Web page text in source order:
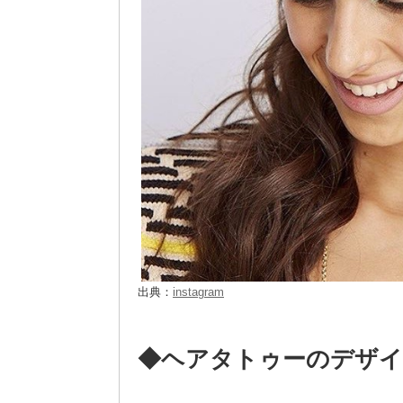
出典： instagram
◆ヘアタトゥーのデザ